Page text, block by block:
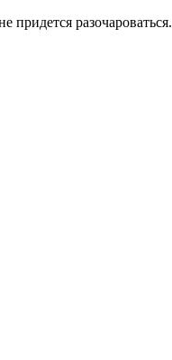
разочароваться.